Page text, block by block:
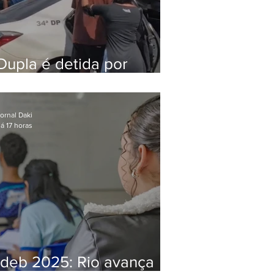
é detida por
silvestres em
2025: Rio avança
Daki
17 horas